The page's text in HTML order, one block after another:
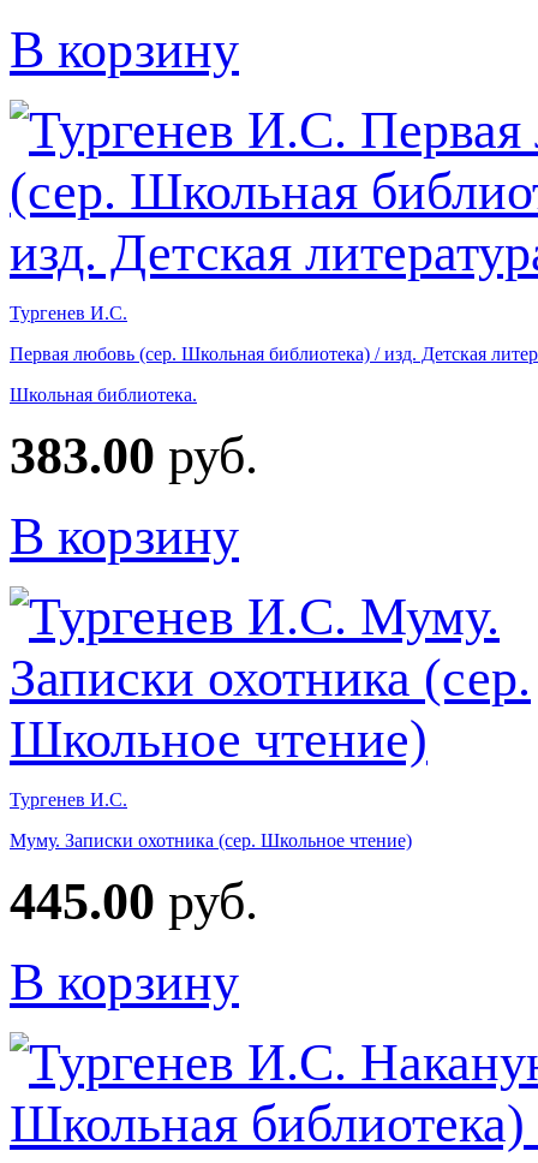
В корзину
Тургенев И.С.
Первая любовь (сер. Школьная библиотека) / изд. Детская
Школьная библиотека.
383.00 руб.
В корзину
Тургенев И.С.
Муму. Записки охотника (сер. Школьное чтение)
445.00 руб.
В корзину